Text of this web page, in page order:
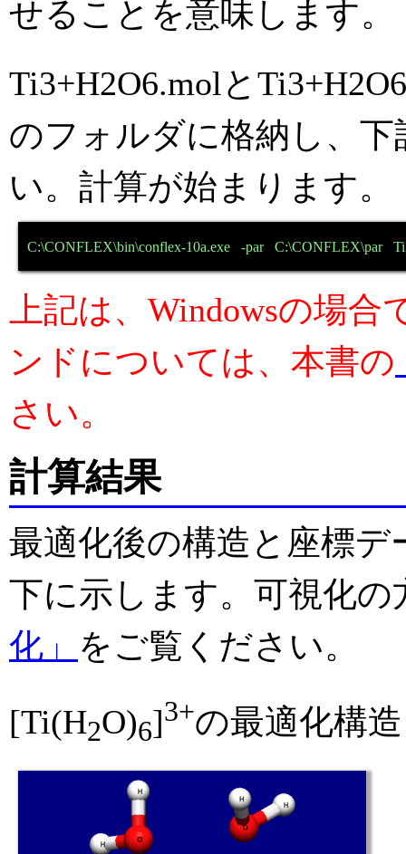
せることを意味します。
Ti3+H2O6.molと
のフォルダに格納し、
い。計算が始まります。
C:\CONFLEX\bin\conflex-10a.exe   -par   C:\CONFLEX\par
上記は、Windowsの場
ンドについては、本書の
さい。
計算結果
最適化後の構造と座標デ
下に示します。可視化の
化」 をご覧ください。
[Ti(H2O)6]3+の最適化構造